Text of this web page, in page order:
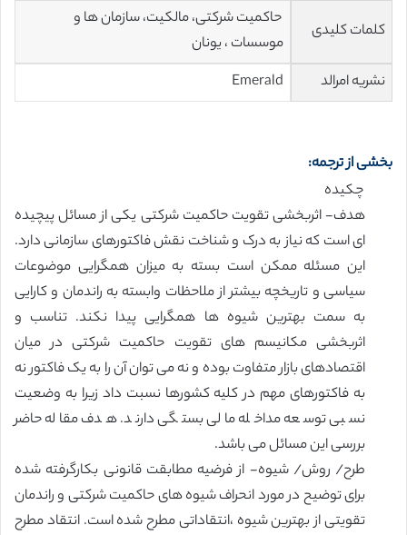
کلمات کلیدی
حاکمیت شرکتی، مالکیت، سازمان ها و
موسسات ، یونان
نشریه امرالد
Emerald
بخشی از ترجمه:
چکیده
هدف- اثربخشی تقویت حاکمیت شرکتی یکی از مسائل پیچیده
ای است که نیاز به درک و شناخت نقش فاکتورهای سازمانی دارد.
این مسئله ممکن است بسته به میزان همگرایی موضوعات
سیاسی و تاریخچه بیشتر از ملاحظات وابسته به راندمان و کارایی
به سمت بهترین شیوه ها همگرایی پیدا نکند. تناسب و
اثربخشی مکانیسم های تقویت حاکمیت شرکتی در میان
اقتصادهای بازار متفاوت بوده و نه می توان آن را به یک فاکتور نه
به فاکتورهای مهم در کلیه کشورها نسبت داد زیرا به وضعیت
نسبی توسعه مداخله مالی بستگی دارند. هدف مقاله حاضر
بررسی این مسائل می باشد.
طرح/ روش/ شیوه- از فرضیه مطابقت قانونی بکارگرفته شده
برای توضیح در مورد انحراف شیوه های حاکمیت شرکتی و راندمان
تقویتی از بهترین شیوه ،انتقاداتی مطرح شده است. انتقاد مطرح